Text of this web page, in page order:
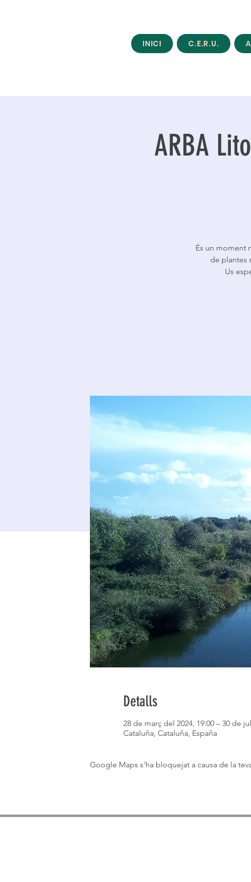
INICI C.E.R.U.
ARBA
És un moment
de plantes
Us
Detalls
28 de març del 2024, 19:00 – 30 de
Cataluña, Cataluña, España
Google Maps s'ha bloquejat a causa de la